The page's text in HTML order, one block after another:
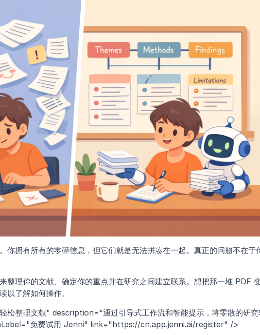
你拥有所有的零碎信息，但它们就是无法拼凑在一起。真正的问题不在于
整理你的文献、确定你的重点并在研究之间建立联系。想把那一堆 PDF
以了解如何操作。
松整理文献" description="通过引导式工作流和智能提示，将零散的研究
免费试用 Jenni" link="https://cn.app.jenni.ai/register" />